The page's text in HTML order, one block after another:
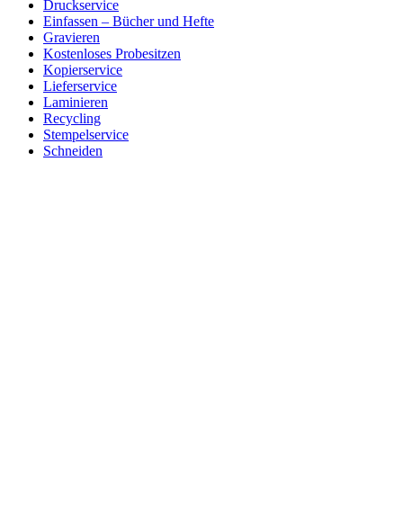
Druckservice
Einfassen – Bücher und Hefte
Gravieren
Kostenloses Probesitzen
Kopierservice
Lieferservice
Laminieren
Recycling
Stempelservice
Schneiden